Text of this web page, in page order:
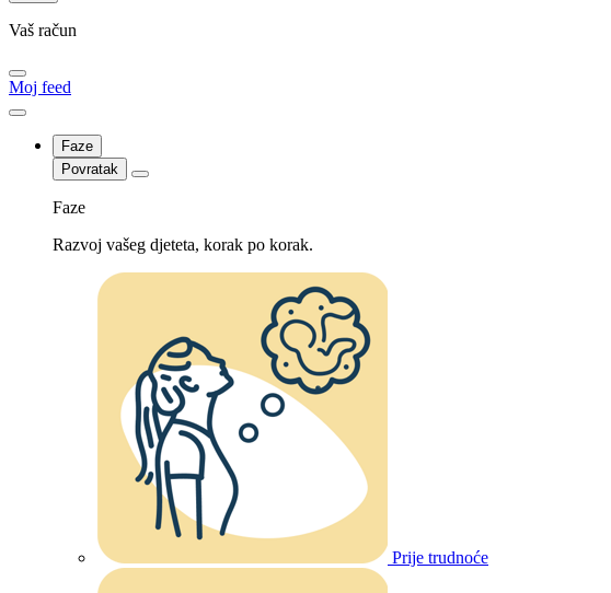
Vaš račun
Moj feed
Faze
Povratak
Faze
Razvoj vašeg djeteta, korak po korak.
Prije trudnoće